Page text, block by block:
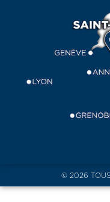
© 2026 TOUS